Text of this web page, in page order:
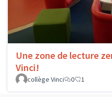
Une zone de lecture
Vinci!
collège Vinci
0 1